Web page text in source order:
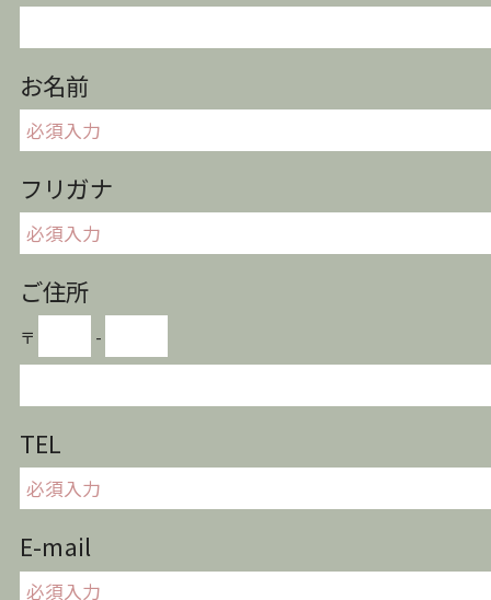
お名前
フリガナ
ご住所
〒 -
TEL
E-mail